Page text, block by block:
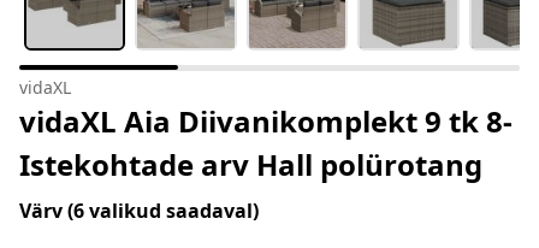
vidaXL
vidaXL Aia Diivanikomplekt 9 tk 8-
Istekohtade arv Hall polürotang
Värv(6 valikud saadaval)